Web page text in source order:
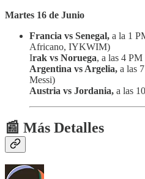
Martes 16 de Junio
Francia vs Senegal, a la 1
Africano, IYKWIM)
Irak vs Noruega, a las 4
Argentina vs Argelia, a las
Messi)
Austria vs Jordania, a las
📰 Más Detalles